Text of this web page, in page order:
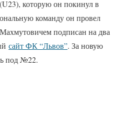
которую он покинул в
команду он провел
подписан на два
сайт ФК “Львов”. За новую
под №22.